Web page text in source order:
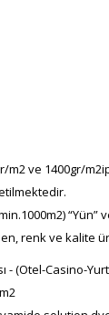
m2 ve 1400gr/
“Yün”
renk ve kalite
- (Otel-Casino-